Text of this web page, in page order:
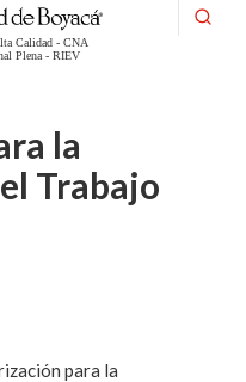
Calidad - CNA
Plena - RIEV
la
Trabajo
para la